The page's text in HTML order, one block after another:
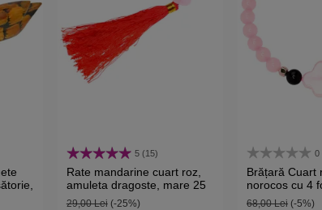
5 (15)
Rate mandarine cuart roz,
amuleta dragoste, mare 25
cm
29,00 Lei(-25%)
0
Brățară Cuart
norocos cu 4
dragostei,
68,00 Lei (-5%)